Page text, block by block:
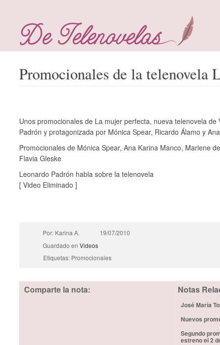
Promocionales de la telenovela
Unos promocionales de La mujer perfecta, nueva telenovela
Padrón y protagonizada por Mónica Spear, Ricardo Álamo y
Promocionales de Mónica Spear, Ana Karina Manco, Marlene
Flavia Gleske
Leonardo Padrón habla sobre la telenovela
[ Video Eliminado ]
Por: Karina A.
19/07/2010
Guardado en Videos
Etiquetas: Promocionales
Comparte la nota: Notas
José María
Nuevos
Segundo
estreno el 2